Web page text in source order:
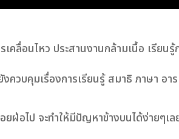
เคลื่อนไหว ประสานงานกล้ามเนื้อ เรีย
วบคุมเรื่องการเรียนรู้ สมาธิ ภาษา อา
ฝ่อไป จะทำให้มีปัญหาข้างบนได้ง่ายๆเ